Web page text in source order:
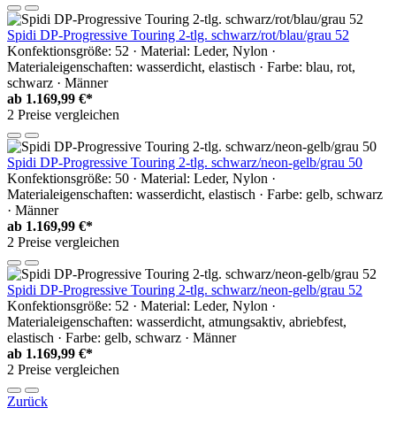
Spidi DP-Progressive Touring 2-tlg. schwarz/rot/blau/grau 52
Konfektionsgröße: 52 · Material: Leder, Nylon ·
Materialeigenschaften: wasserdicht, elastisch · Farbe: blau, rot,
schwarz · Männer
ab 1.169,99 €*
2 Preise vergleichen
Spidi DP-Progressive Touring 2-tlg. schwarz/neon-gelb/grau 50
Konfektionsgröße: 50 · Material: Leder, Nylon ·
Materialeigenschaften: wasserdicht, elastisch · Farbe: gelb, schwarz
· Männer
ab 1.169,99 €*
2 Preise vergleichen
Spidi DP-Progressive Touring 2-tlg. schwarz/neon-gelb/grau 52
Konfektionsgröße: 52 · Material: Leder, Nylon ·
Materialeigenschaften: wasserdicht, atmungsaktiv, abriebfest,
elastisch · Farbe: gelb, schwarz · Männer
ab 1.169,99 €*
2 Preise vergleichen
Zurück